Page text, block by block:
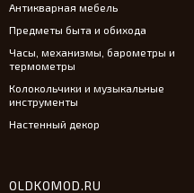
Антикварная мебель
Предметы быта и обихода
Часы, механизмы, барометры и
термометры
Колокольчики и музыкальные
инструменты
Настенный декор
OLDKOMOD.RU